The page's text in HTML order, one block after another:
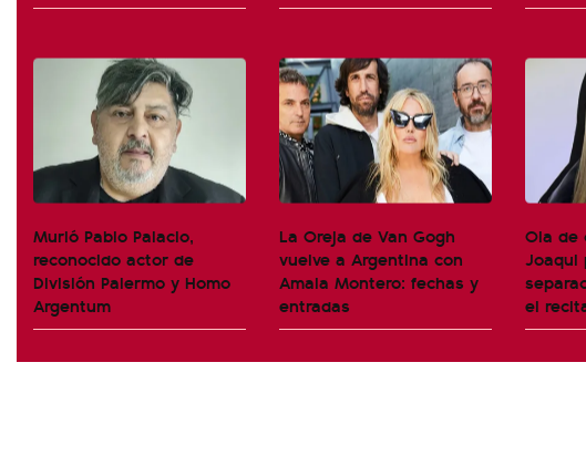
Murió Pablo Palacio,
reconocido actor de
División Palermo y Homo
Argentum
La Oreja de Van Gogh
vuelve a Argentina con
Amaia Montero: fechas y
entradas
Ola de
Joaqui
el